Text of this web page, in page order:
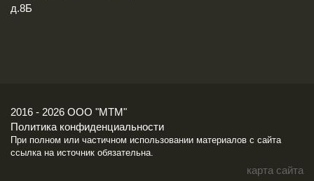
д.8Б
2016 - 2026 ООО "МТМ"
Политика конфиденциальности
При полном или частичном использовании материалов с сайта
ссылка на источник обязательна.
карта сайта